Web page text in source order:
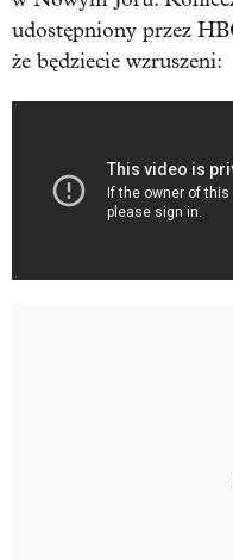
udostępniony przez
że będziecie wzruszeni: